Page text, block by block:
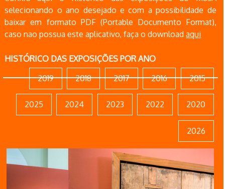
selecionando o ano desejado e com a possibilidade de
baixar em formato PDF (Portable Documento Format),
caso nao possua este aplicativo, faça o downloadaqui
HISTÓRICO DAS EXPOSIÇÕES POR ANO
2015
2016
2017
2018
2019
2020
2022
2023
2024
2025
2026